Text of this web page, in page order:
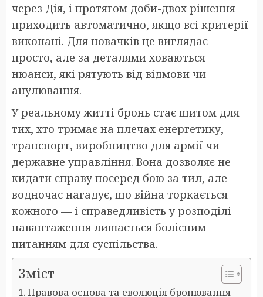
через Дія, і протягом доби-двох рішення
приходить автоматично, якщо всі критерії
виконані. Для новачків це виглядає
просто, але за деталями ховаються
нюанси, які рятують від відмови чи
анулювання.
У реальному житті бронь стає щитом для
тих, хто тримає на плечах енергетику,
транспорт, виробництво для армії чи
державне управління. Вона дозволяє не
кидати справу посеред бою за тил, але
водночас нагадує, що війна торкається
кожного — і справедливість у розподілі
навантаження лишається болісним
питанням для суспільства.
Зміст
Правова основа та еволюція бронювання